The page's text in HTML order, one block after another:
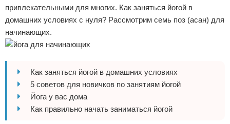
Бодибилдинг
Конный спорт
Футбол
Боевые виды искусства
Сотрудничество
Размещение рекламы
Условия предоставления информации
Отказ от ответственности
привлекательными для многих. Как заняться йогой в
домашних условиях с нуля? Рассмотрим семь поз (асан) для
начинающих.
Как заняться йогой в домашних условиях
5 советов для новичков по занятиям йогой
Йога у вас дома
Как правильно начать заниматься йогой